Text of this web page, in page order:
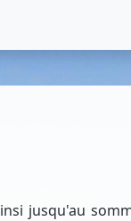
jusqu'au